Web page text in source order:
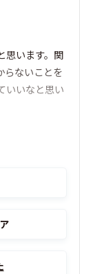
思います。関
らないことを
いいなと思い